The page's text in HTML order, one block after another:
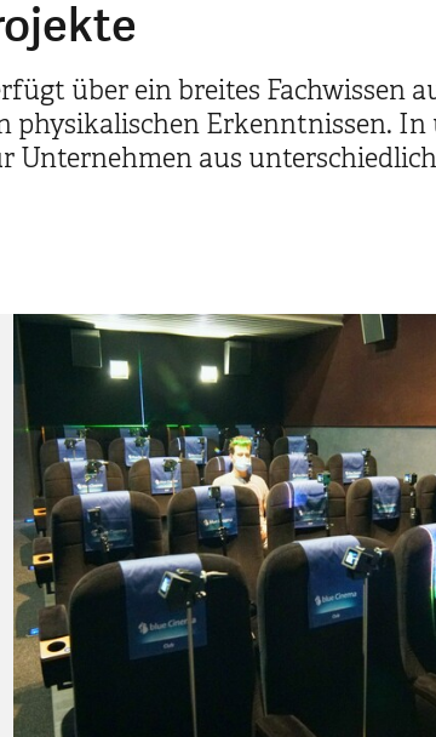
über ein breites Fachwissen
physikalischen Erkenntnissen.
Unternehmen aus